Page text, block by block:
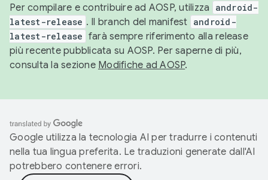
Per compilare e contribuire ad AOSP, utilizza
android-
latest-release . Il branch del manifest android-
latest-release farà sempre riferimento alla release
più recente pubblicata su AOSP. Per saperne di più,
consulta la sezione Modifiche ad AOSP.
Google utilizza la tecnologia AI per tradurre i contenuti
nella tua lingua preferita. Le traduzioni generate dall'AI
potrebbero contenere errori.